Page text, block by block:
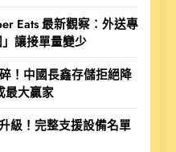
Eats 最新觀察：外送專
讓接單量變少
！中國長鑫存儲拒絕降
最大贏家
級！完整支援設備名單